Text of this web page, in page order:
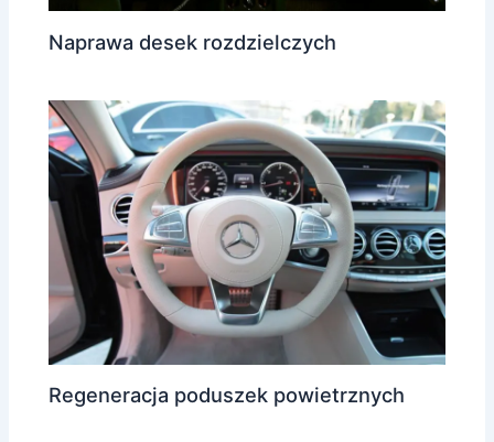
Naprawa desek rozdzielczych
Regeneracja poduszek powietrznych